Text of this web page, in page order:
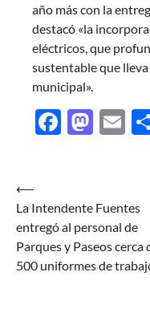
año más con la
destacó «la
eléctricos, que
sustentable que
municipal».
Navegación
de
entradas
⟵
La Intendente Fuentes
entregó al personal de
Parques y Paseos cerca
500 uniformes de